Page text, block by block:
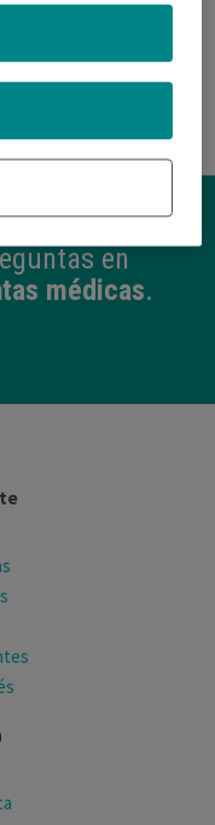
Albornoz
en
médicas.